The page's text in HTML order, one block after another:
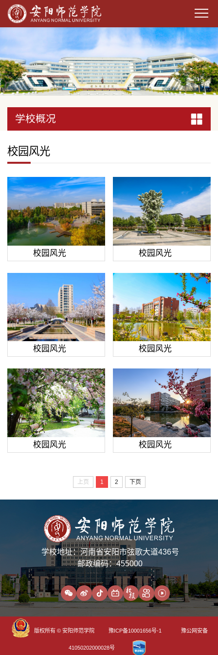
学校概况
学校概况
学校概况
学校概况
学校概况
学校概况
学校概况
学校概况
学校概况
学校概况
学校概况
学校概况
学校概况
学校概况
学校概况
学校概况
学校概况
学校概况